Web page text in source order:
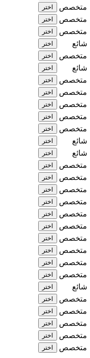
متخصص اختر
متخصص اختر
متخصص اختر
شائع اختر
متخصص اختر
شائع اختر
متخصص اختر
متخصص اختر
متخصص اختر
متخصص اختر
متخصص اختر
شائع اختر
شائع اختر
متخصص اختر
متخصص اختر
متخصص اختر
متخصص اختر
متخصص اختر
متخصص اختر
متخصص اختر
متخصص اختر
متخصص اختر
متخصص اختر
شائع اختر
متخصص اختر
متخصص اختر
متخصص اختر
متخصص اختر
متخصص اختر